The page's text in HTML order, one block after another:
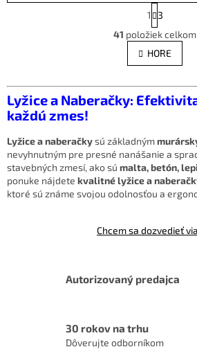
O
v
l
á
a
c
p
r
v
k
y
p
u
S
t
r
á
n
k
v
a
e
1
3
41 položiek celkom
HORE
Lyžice a Naberačky:
každú zmes!
Lyžice a naberačkysú základným
nevyhnutným pre presné nanášanie a
stavebných zmesí, ako sú malta, betón,
ponuke nájdete kvalitné lyžice a
ktoré sú známe svojou odolnosťou a
Chcem sa dozvedieť
Autorizovaný predajca
30 rokov na trhu
Dôverujte odborníkom